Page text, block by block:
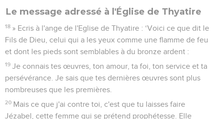
Le message adressé à l'Église de Thyatire
18 » Ecris à l'ange de l'Eglise de Thyatire : ‘Voici ce que dit le
Fils de Dieu, celui qui a les yeux comme une flamme de feu
et dont les pieds sont semblables à du bronze ardent :
19 Je connais tes œuvres, ton amour, ta foi, ton service et ta
persévérance. Je sais que tes dernières œuvres sont plus
nombreuses que les premières.
20 Mais ce que j'ai contre toi, c'est que tu laisses faire
Jézabel, cette femme qui se prétend prophétesse. Elle